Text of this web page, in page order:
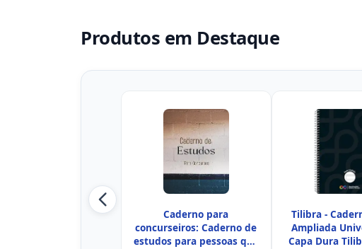
Produtos em Destaque
Caderno para
concurseiros: Caderno de
estudos para pessoas que
Tilibra -
Ampliada
Capa Dura